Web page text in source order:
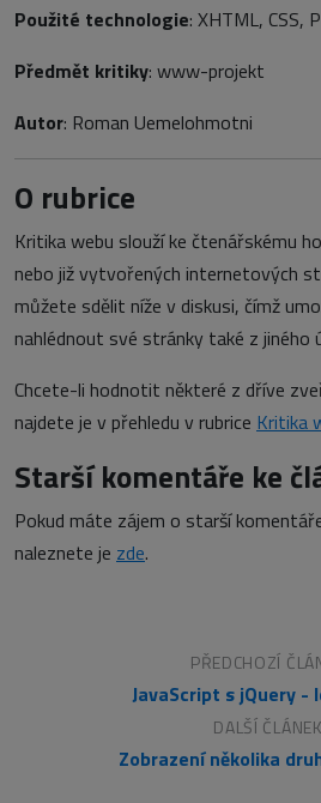
Použité technologie: XHTML, CSS,
Předmět kritiky: www-projekt
Autor: Roman Uemelohmotni
O rubrice
Kritika webu slouží ke čtenářskému
nebo již vytvořených internetových
můžete sdělit níže v diskusi, čímž
nahlédnout své stránky také z jiného
Chcete-li hodnotit některé z dříve
najdete je v přehledu v rubrice Kritika
Starší komentáře ke
Pokud máte zájem o starší
naleznete je zde.
PŘEDCHOZÍ
JavaScript s jQuery -
DALŠÍ ČLÁNEK